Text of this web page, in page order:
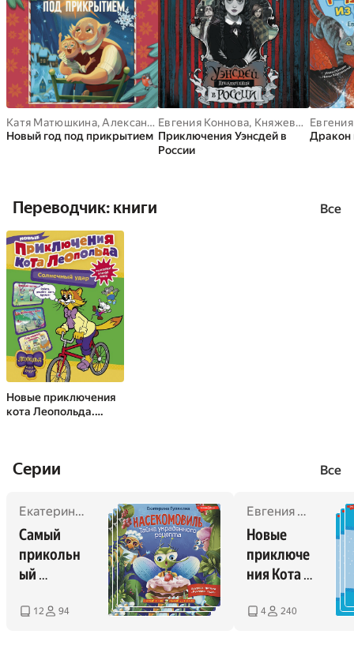
Катя Матюшкина,Александра Калинина ,Анна Черкасова,
Новый год под прикрытием
Евгения Коннова, Княжевич Александр
Приключения Уэнсдей в
России
Дракон
Переводчик: книги Все
Новые приключения
кота Леопольда.
жарким солнцем
Cерии Все
Екатерина Гулякина Оксана Иванова Мария
Самый
прикольн
ый
12 94
Евгения Коннова
Новые
приключе
ния Кота
а
4 240